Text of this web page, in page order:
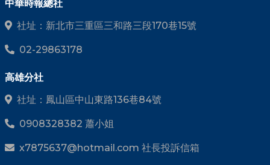
中華時報總社
社址：新北市三重區三和路三段170巷15號
02-29863178
高雄分社
社址：鳳山區中山東路136巷84號
0908328382 蕭小姐
x7875637@hotmail.com 社長投訴信箱